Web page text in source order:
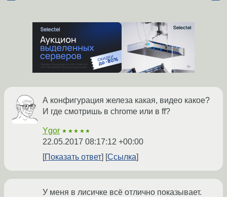
А конфигурация железа какая, видео какое?
И где смотришь в chrome или в ff?
Ygor ★★★★★
22.05.2017 08:17:12 +00:00
Показать ответ
Ссылка
У меня в лисичке всё отлично показывает.